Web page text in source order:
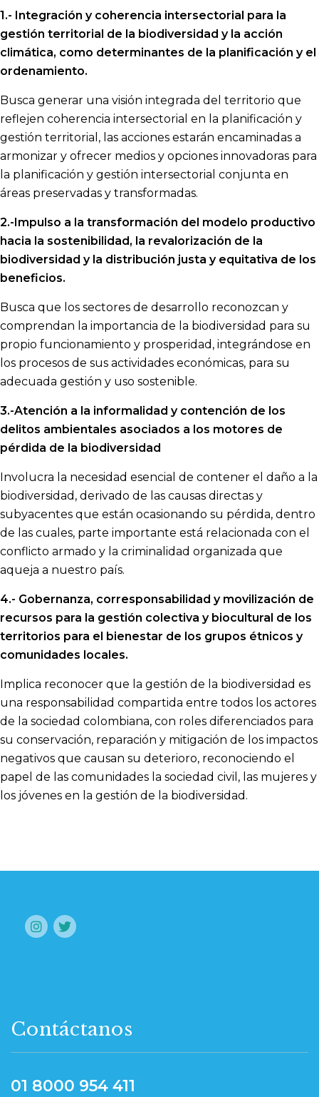
1.- Integración y coherencia intersectorial para la
gestión territorial de la biodiversidad y la acción
climática, como determinantes de la planificación y el
ordenamiento.
Busca generar una visión integrada del territorio que
reflejen coherencia intersectorial en la planificación y
gestión territorial, las acciones estarán encaminadas a
armonizar y ofrecer medios y opciones innovadoras para
la planificación y gestión intersectorial conjunta en
áreas preservadas y transformadas.
2.-Impulso a la transformación del modelo productivo
hacia la sostenibilidad, la revalorización de la
biodiversidad y la distribución justa y equitativa de los
beneficios.
Busca que los sectores de desarrollo reconozcan y
comprendan la importancia de la biodiversidad para su
propio funcionamiento y prosperidad, integrándose en
los procesos de sus actividades económicas, para su
adecuada gestión y uso sostenible.
3.-Atención a la informalidad y contención de los
delitos ambientales asociados a los motores de
pérdida de la biodiversidad
Involucra la necesidad esencial de contener el daño a la
biodiversidad, derivado de las causas directas y
subyacentes que están ocasionando su pérdida, dentro
de las cuales, parte importante está relacionada con el
conflicto armado y la criminalidad organizada que
aqueja a nuestro país.
4.- Gobernanza, corresponsabilidad y movilización de
recursos para la gestión colectiva y biocultural de los
territorios para el bienestar de los grupos étnicos y
comunidades locales.
Implica reconocer que la gestión de la biodiversidad es
una responsabilidad compartida entre todos los actores
de la sociedad colombiana, con roles diferenciados para
su conservación, reparación y mitigación de los impactos
negativos que causan su deterioro, reconociendo el
papel de las comunidades la sociedad civil, las mujeres y
los jóvenes en la gestión de la biodiversidad.
Contáctanos
01 8000 954 411